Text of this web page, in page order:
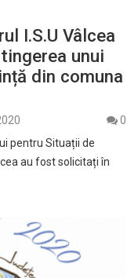
I.S.U Vâlcea
unui
din comuna
0
pentru Situații de
au fost solicitați în